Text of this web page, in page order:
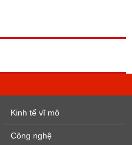
Kinh tế vĩ mô
Công nghệ